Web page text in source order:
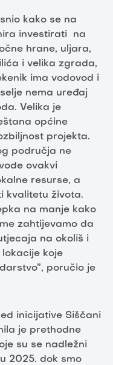
kako se na
investirati na
hrane, uljara,
i velika zgrada,
ima vodovod i
nema uređaj
Velika je
općine
projekta.
područja ne
ovakvi
resurse, a
kvalitetu života.
na manje kako
zahtijevamo da
na okoliš i
koje
poručio je
inicijative Siščani
je prethodne
su se nadležni
2025. dok smo